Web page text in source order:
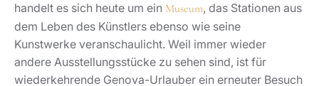
handelt es sich heute um ein Museum, das Stationen aus
dem Leben des Künstlers ebenso wie seine
Kunstwerke veranschaulicht. Weil immer wieder
andere Ausstellungsstücke zu sehen sind, ist für
wiederkehrende Genova-Urlauber ein erneuter Besuch